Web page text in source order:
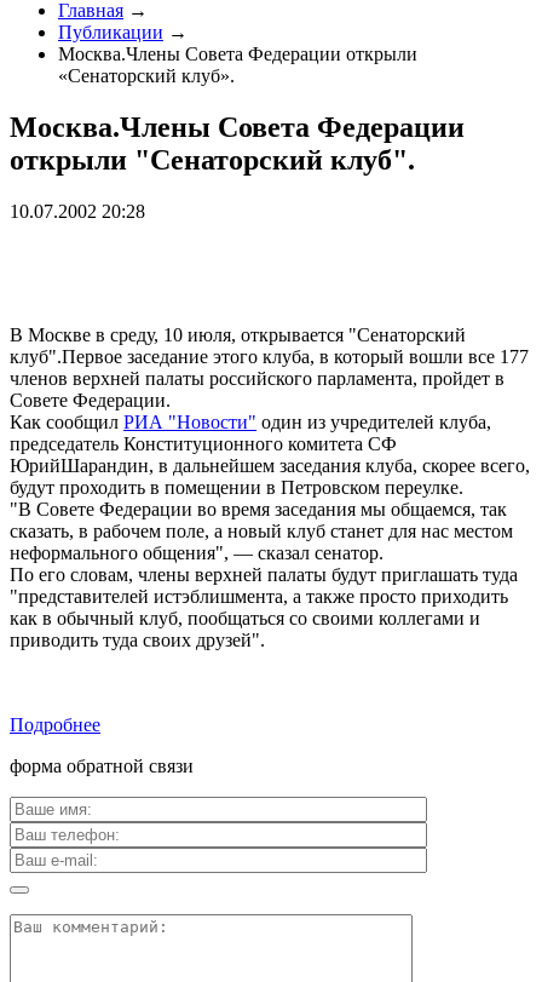
Главная →
Публикации →
Москва.Члены Совета Федерации открыли
«Сенаторский клуб».
Москва.Члены Совета Федерации
открыли "Сенаторский клуб".
10.07.2002 20:28
В Москве в среду, 10 июля, открывается "Сенаторский
клуб".Первое заседание этого клуба, в который вошли все 177
членов верхней палаты российского парламента, пройдет в
Совете Федерации.
Как сообщил РИА "Новости" один из учредителей клуба,
председатель Конституционного комитета СФ
ЮрийШарандин, в дальнейшем заседания клуба, скорее всего,
будут проходить в помещении в Петровском переулке.
"В Совете Федерации во время заседания мы общаемся, так
сказать, в рабочем поле, а новый клуб станет для нас местом
неформального общения", — сказал сенатор.
По его словам, члены верхней палаты будут приглашать туда
"представителей истэблишмента, а также просто приходить
как в обычный клуб, пообщаться со своими коллегами и
приводить туда своих друзей".
Подробнее
форма обратной связи